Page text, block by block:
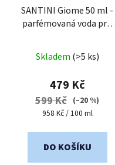
SANTINI Giome 50 ml -
parfémovaná voda pro
hodnocení
produktu
je
5,0
5
Skladem (>5 ks)
479 Kč
599 Kč (–20 %)
Měrná
958 Kč / 100 ml
DO KOŠÍKU